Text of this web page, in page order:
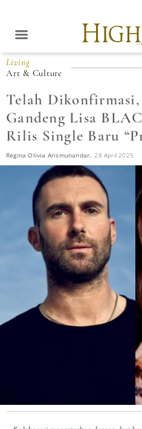
Living
Art & Culture
Telah
Gandeng Lisa
Rilis Single Baru
Regina Olivia Arismunandar, 28 April 2025